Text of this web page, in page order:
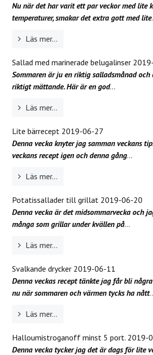
Nu när det har varit ett par veckor med lite
temperaturer, smakar det extra gott med lite
Läs mer...
Sallad med marinerade belugalinser
Sommaren är ju en riktig salladsmånad
riktigt mättande. Här är en god...
Läs mer...
Lite bärrecept 2019-06-27
Denna vecka knyter jag samman veckans
veckans recept igen och denna gång...
Läs mer...
Potatissallader till grillat 2019-06-20
Denna vecka är det midsommarvecka och
många som grillar under kvällen på...
Läs mer...
Svalkande drycker 2019-06-11
Denna veckas recept tänkte jag får bli
nu när sommaren och värmen tycks ha nått
Läs mer...
Halloumistroganoff minst 5 port. 2019-
Denna vecka tycker jag det är dags för lite